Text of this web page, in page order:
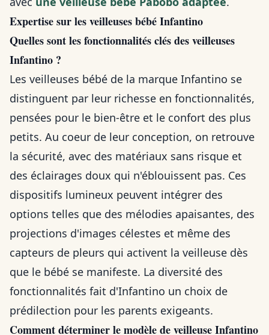
Expertise sur les veilleuses bébé Infantino
Quelles sont les fonctionnalités clés des veilleuses
Infantino ?
Les veilleuses bébé de la marque Infantino se
distinguent par leur richesse en fonctionnalités,
pensées pour le bien-être et le confort des plus
petits. Au coeur de leur conception, on retrouve
la sécurité, avec des matériaux sans risque et
des éclairages doux qui n'éblouissent pas. Ces
dispositifs lumineux peuvent intégrer des
options telles que des mélodies apaisantes, des
projections d'images célestes et même des
capteurs de pleurs qui activent la veilleuse dès
que le bébé se manifeste. La diversité des
fonctionnalités fait d'Infantino un choix de
prédilection pour les parents exigeants.
Comment déterminer le modèle de veilleuse Infantino